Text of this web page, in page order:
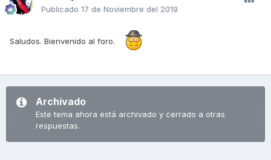
Publicado 17 de Noviembre del 2019
Saludos. Bienvenido al foro.
Archivado
Este tema ahora está archivado y cerrado a otras
respuestas.